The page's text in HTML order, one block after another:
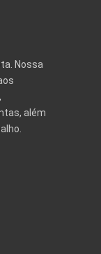
Nossa
além